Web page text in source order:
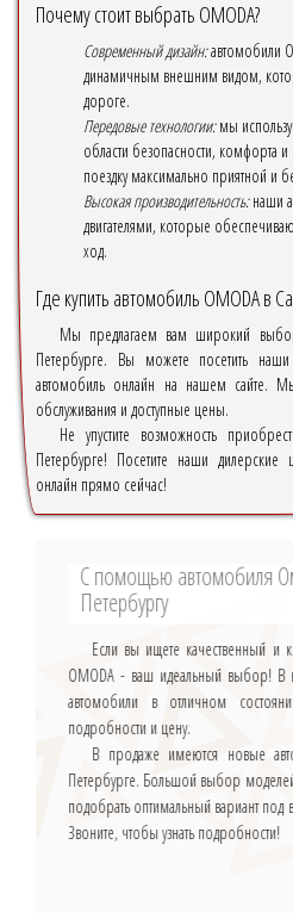
Почему стоит выбрать OMODA?
Современный дизайн:автомобили
динамичным внешним видом,
дороге.
Передовые технологии:мы
области безопасности, комфорта
поездку максимально приятной и
Высокая производительность:наши
двигателями, которые
ход.
Где купить автомобиль OMODA в
Мы предлагаем вам широкий
Петербурге. Вы можете посетить
автомобиль онлайн на нашем сайте.
обслуживания и доступные цены.
Не упустите возможность
Петербурге! Посетите наши дилерские
онлайн прямо сейчас!
С помощью автомобиля
Петербургу
Если вы ищете качественный и
OMODA - ваш идеальный выбор! В
автомобили в отличном
подробности и цену.
В продаже имеются новые
Петербурге. Большой выбор
подобрать оптимальный вариант
Звоните, чтобы узнать подробности!